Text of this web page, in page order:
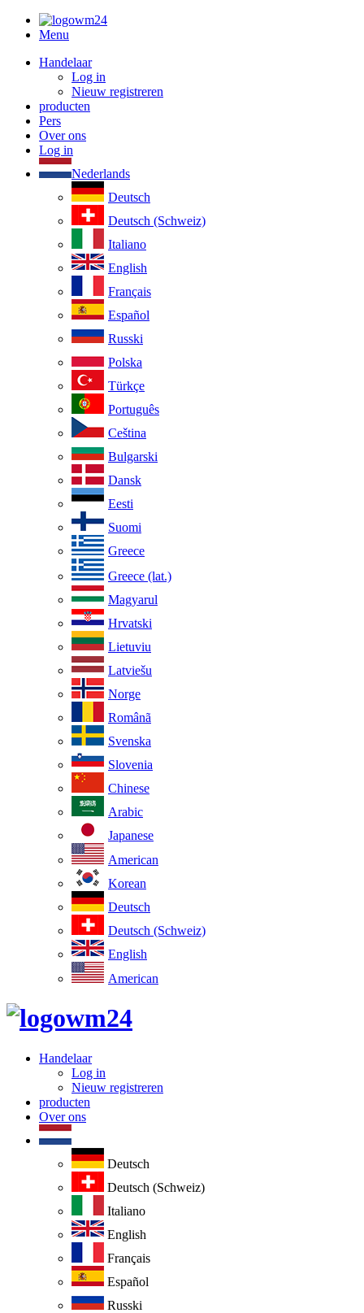
Menu
Handelaar
Log in
Nieuw registreren
producten
Pers
Over ons
Log in
Nederlands
Deutsch
Deutsch (Schweiz)
Italiano
English
Français
Español
Russki
Polska
Türkçe
Português
Ceština
Bulgarski
Dansk
Eesti
Suomi
Greece
Greece (lat.)
Magyarul
Hrvatski
Lietuviu
Latviešu
Norge
Românã
Svenska
Slovenia
Chinese
Arabic
Japanese
American
Korean
Deutsch
Deutsch (Schweiz)
English
American
Handelaar
Log in
Nieuw registreren
producten
Over ons
Deutsch
Deutsch (Schweiz)
Italiano
English
Français
Español
Russki